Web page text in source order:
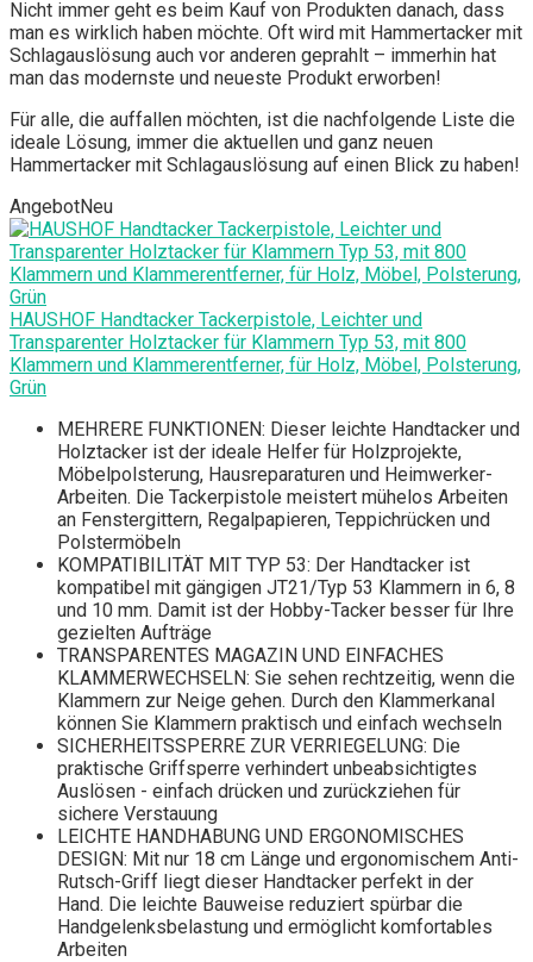
Nicht immer geht es beim Kauf von Produkten danach, dass
man es wirklich haben möchte. Oft wird mit Hammertacker mit
Schlagauslösung auch vor anderen geprahlt – immerhin hat
man das modernste und neueste Produkt erworben!
Für alle, die auffallen möchten, ist die nachfolgende Liste die
ideale Lösung, immer die aktuellen und ganz neuen
Hammertacker mit Schlagauslösung auf einen Blick zu haben!
AngebotNeu
HAUSHOF Handtacker Tackerpistole, Leichter und
Transparenter Holztacker für Klammern Typ 53, mit 800
Klammern und Klammerentferner, für Holz, Möbel, Polsterung,
Grün
MEHRERE FUNKTIONEN: Dieser leichte Handtacker und
Holztacker ist der ideale Helfer für Holzprojekte,
Möbelpolsterung, Hausreparaturen und Heimwerker-
Arbeiten. Die Tackerpistole meistert mühelos Arbeiten
an Fenstergittern, Regalpapieren, Teppichrücken und
Polstermöbeln
KOMPATIBILITÄT MIT TYP 53: Der Handtacker ist
kompatibel mit gängigen JT21/Typ 53 Klammern in 6, 8
und 10 mm. Damit ist der Hobby-Tacker besser für Ihre
gezielten Aufträge
TRANSPARENTES MAGAZIN UND EINFACHES
KLAMMERWECHSELN: Sie sehen rechtzeitig, wenn die
Klammern zur Neige gehen. Durch den Klammerkanal
können Sie Klammern praktisch und einfach wechseln
SICHERHEITSSPERRE ZUR VERRIEGELUNG: Die
praktische Griffsperre verhindert unbeabsichtigtes
Auslösen - einfach drücken und zurückziehen für
sichere Verstauung
LEICHTE HANDHABUNG UND ERGONOMISCHES
DESIGN: Mit nur 18 cm Länge und ergonomischem Anti-
Rutsch-Griff liegt dieser Handtacker perfekt in der
Hand. Die leichte Bauweise reduziert spürbar die
Handgelenksbelastung und ermöglicht komfortables
Arbeiten